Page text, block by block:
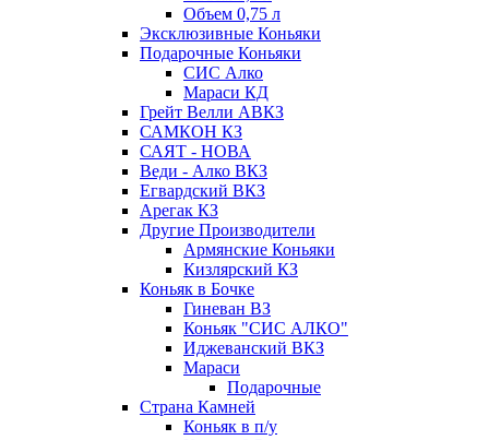
Объем 0,75 л
Эксклюзивные Коньяки
Подарочные Коньяки
СИС Алко
Мараси КД
Грейт Велли АВКЗ
САМКОН КЗ
САЯТ - НОВА
Веди - Алко ВКЗ
Егвардский ВКЗ
Арегак КЗ
Другие Производители
Армянские Коньяки
Кизлярский КЗ
Коньяк в Бочке
Гиневан ВЗ
Коньяк "СИС АЛКО"
Иджеванский ВКЗ
Мараси
Подарочные
Страна Камней
Коньяк в п/у